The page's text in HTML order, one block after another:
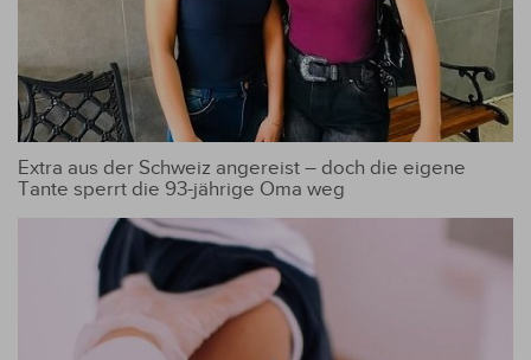
Extra aus der Schweiz angereist – doch die eigene
Tante sperrt die 93-jährige Oma weg